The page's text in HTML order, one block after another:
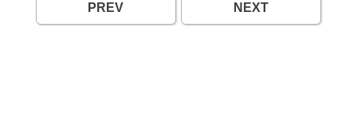
PREV NEXT